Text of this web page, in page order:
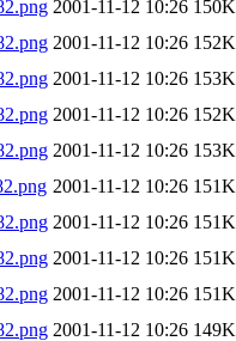
2001-11-12 10:26 150K
2001-11-12 10:26 152K
2001-11-12 10:26 153K
2001-11-12 10:26 152K
2001-11-12 10:26 153K
2001-11-12 10:26 151K
2001-11-12 10:26 151K
2001-11-12 10:26 151K
2001-11-12 10:26 151K
2001-11-12 10:26 149K